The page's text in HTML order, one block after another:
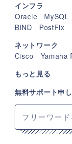
インフラ
Oracle
MySQL
BIND
PostFix
ネットワーク
Cisco
Yamaha
もっと見る
無料サポート申